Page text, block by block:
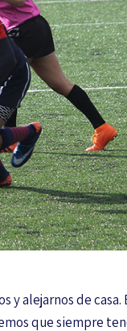
y alejarnos de casa.
que siempre